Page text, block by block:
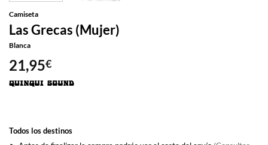
Camiseta
Las Grecas (Mujer)
Blanca
21,95€
Todos los destinos